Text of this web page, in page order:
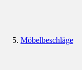
Möbelbeschläge